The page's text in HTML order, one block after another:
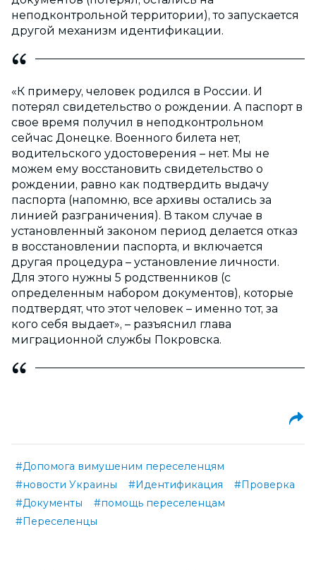
неподконтрольной территории), то запускается
другой механизм идентификации.
«К примеру, человек родился в России. И
потерял свидетельство о рождении. А паспорт в
свое время получил в неподконтрольном
сейчас Донецке. Военного билета нет,
водительского удостоверения – нет. Мы не
можем ему восстановить свидетельство о
рождении, равно как подтвердить выдачу
паспорта (напомню, все архивы остались за
линией разграничения). В таком случае в
установленный законом период делается отказ
в восстановлении паспорта, и включается
другая процедура – установление личности.
Для этого нужны 5 родственников (с
определенным набором документов), которые
подтвердят, что этот человек – именно тот, за
кого себя выдает», – разъяснил глава
миграционной службы Покровска.
#Допомога вимушеним переселенцям
#новости Украины
#Идентификация
#Проверка
#Документы
#помощь переселенцам
#Переселенцы